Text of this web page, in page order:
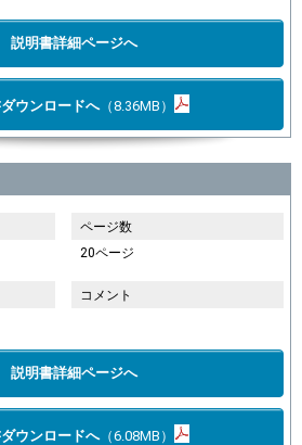
説明書詳細ページへ
ウンロードへ（8.36MB）
ページ数
20ページ
コメント
説明書詳細ページへ
ウンロードへ（6.08MB）